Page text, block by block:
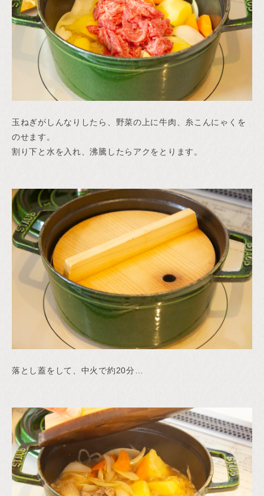
玉ねぎがしんなりしたら、野菜の上に牛肉、糸こんにゃくを
のせます。
割り下と水を入れ、沸騰したらアクをとります。
落とし蓋をして、中火で約20分…